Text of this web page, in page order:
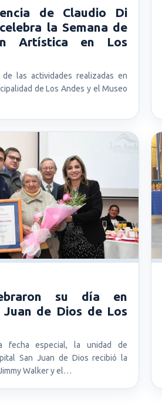
de Claudio Di
la Semana de
Artística en Los
las actividades realizadas en
de Los Andes y el Museo
su día en
Juan de Dios de Los
fecha especial, la unidad de
San Juan de Dios recibió la
Walker y el…